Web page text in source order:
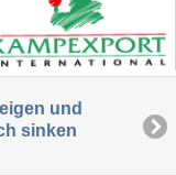
und
sinken